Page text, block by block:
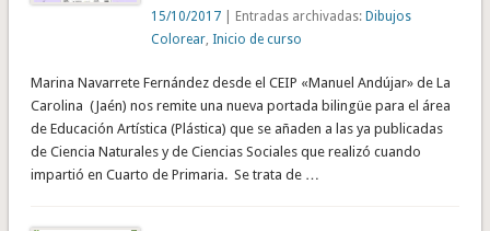
15/10/2017 | Entradas archivadas:Dibujos
Colorear Inicio de curso
Marina Navarrete Fernández desde el CEIP «Manuel Andújar» de La
Carolina (Jaén) nos remite una nueva portada bilingüe para el área
de Educación Artística (Plástica) que se añaden a las ya publicadas
de Ciencia Naturales y de Ciencias Sociales que realizó cuando
impartió en Cuarto de Primaria. Se trata de …